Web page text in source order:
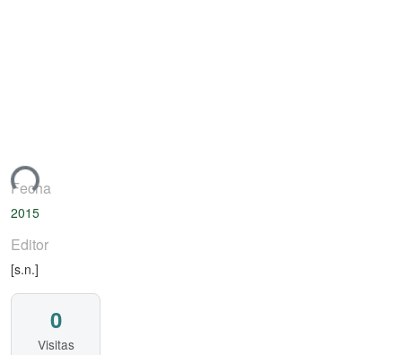
Fecha
2015
Editor
[s.n.]
0
Visitas